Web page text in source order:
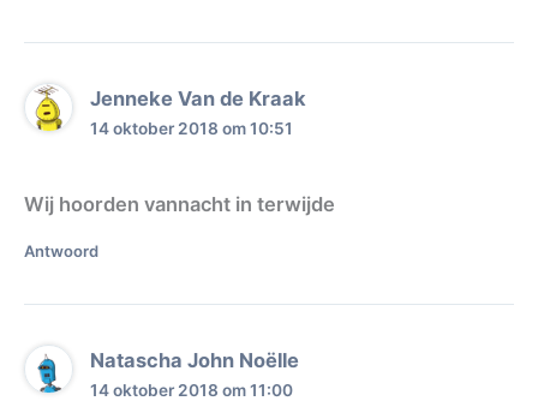
Jenneke Van de Kraak
14 oktober 2018 om 10:51
Wij hoorden vannacht in terwijde
Antwoord
Natascha John Noëlle
14 oktober 2018 om 11:00